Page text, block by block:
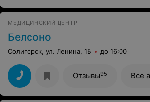
МЕДИЦИНСКИЙ ЦЕНТР
Белсоно
Солигорск, ул. Ленина, 1Б до 16:00
Отзывы95 Все